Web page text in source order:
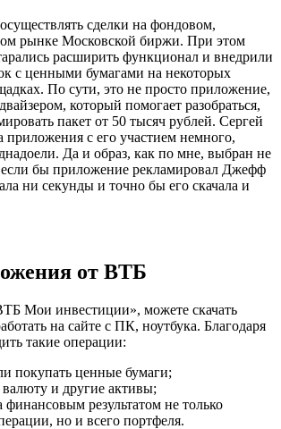
сделки на фондовом,
рынке Московской биржи. При этом
расширить функционал и внедрили
с ценными бумагами на некоторых
По сути, это не просто приложение,
который помогает разобраться,
пакет от 50 тысяч рублей. Сергей
приложения с его участием немного,
Да и образ, как по мне, выбран не
если бы приложение рекламировал Джефф
ни секунды и точно бы его скачала и
от ВТБ
Мои инвестиции», можете скачать
на сайте с ПК, ноутбука. Благодаря
такие операции:
покупать ценные бумаги;
валюту и другие активы;
финансовым результатом не только
но и всего портфеля.